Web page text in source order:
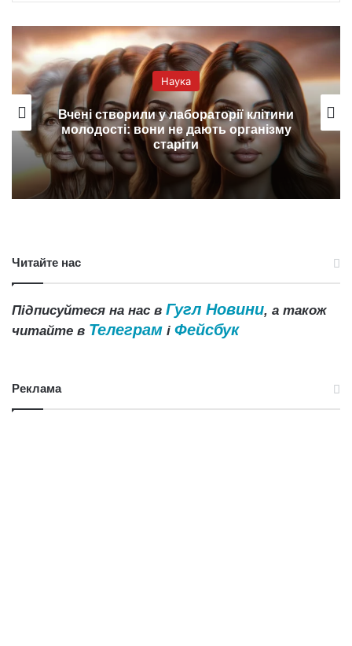
Наука
Вчені створили у лабораторії клітини
молодості: вони не дають організму
старіти
Читайте нас
Підписуйтеся на нас в Гугл Новини, а також
читайте в Телеграм і Фейсбук
Реклама